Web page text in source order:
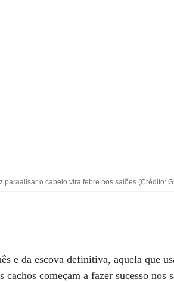
paraalisar o cabelo vira febre nos salões (Crédito:
e da escova definitiva, aquela que
cachos começam a fazer sucesso